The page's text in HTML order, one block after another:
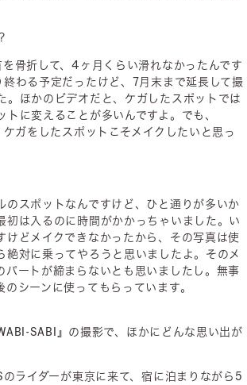
骨折して、4ヶ月くらい滑れなかったんです
わる予定だったけど、7月末まで延長して撮
。ほかのビデオだと、ケガしたスポットでは
トに変えることが多いんですよ。でも、
ガをしたスポットこそメイクしたいと思っ
のスポットなんですけど、ひと通りが多いか
初は入るのに時間がかかっちゃいました。い
けどメイクできなかったから、その写真は使
絶対に乗ってやろうと思いましたよ。そのメ
パートが締まらないとも思いましたし。無事
のシーンに使ってもらっています。
SABI』の撮影で、ほかにどんな思い出が
ライダーが東京に来て、宿に泊まりながら5